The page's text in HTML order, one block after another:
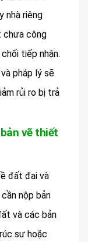
nhà riêng
chưa công
tiếp nhận.
pháp lý sẽ
rủi ro bị trả
vẽ thiết
đất đai và
nộp bản
và các bản
sư hoặc